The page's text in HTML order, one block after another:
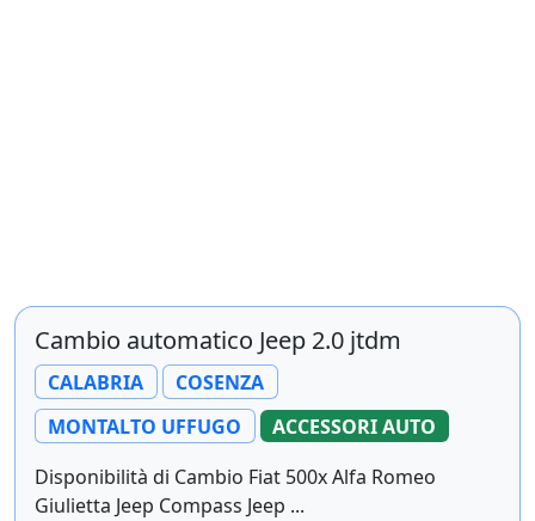
Cambio automatico Jeep 2.0 jtdm
CALABRIA
COSENZA
MONTALTO UFFUGO
ACCESSORI AUTO
Disponibilità di Cambio Fiat 500x Alfa Romeo
Giulietta Jeep Compass Jeep ...